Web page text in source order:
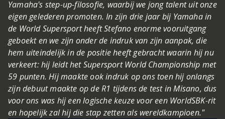
Yamaha's step-up-filosofie, waarbij we jong talent uit onze
eigen gelederen promoten. In zijn drie jaar bij Yamaha in
de World Supersport heeft Stefano enorme vooruitgang
geboekt en we zijn onder de indruk van zijn aanpak, die
hem uiteindelijk in de positie heeft gebracht waarin hij nu
verkeert: hij leidt het Supersport World Championship met
59 punten. Hij maakte ook indruk op ons toen hij onlangs
zijn debuut maakte op de R1 tijdens de test in Misano, dus
voor ons was hij een logische keuze voor een WorldSBK-rit
en hopelijk zal hij die stap zetten als wereldkampioen."